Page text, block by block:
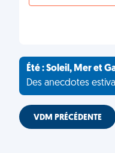
Été : Soleil, Mer et
Des anecdotes
VDM PRÉCÉDENTE